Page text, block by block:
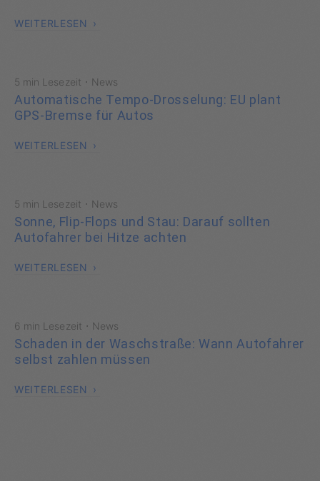
WEITERLESEN
5 min Lesezeit · News
Automatische Tempo-Drosselung: EU plant
GPS-Bremse für Autos
WEITERLESEN
5 min Lesezeit · News
Sonne, Flip-Flops und Stau: Darauf sollten
Autofahrer bei Hitze achten
WEITERLESEN
6 min Lesezeit · News
Schaden in der Waschstraße: Wann Autofahrer
selbst zahlen müssen
WEITERLESEN